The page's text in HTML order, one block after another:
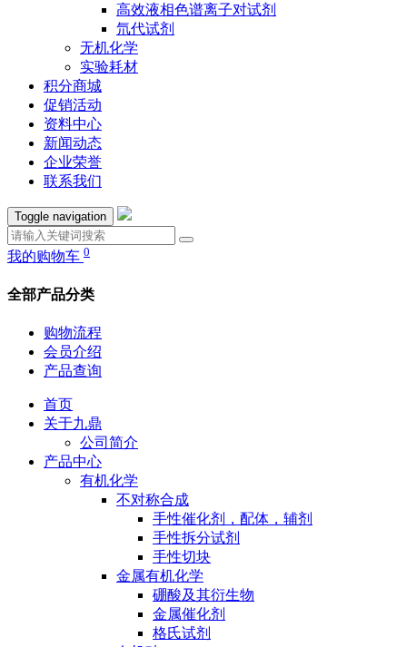
高效液相色谱离子对试剂
氘代试剂
无机化学
实验耗材
积分商城
促销活动
资料中心
新闻动态
企业荣誉
联系我们
Toggle navigation
我的购物车 0
全部产品分类
购物流程
会员介绍
产品查询
首页
关于九鼎
公司简介
产品中心
有机化学
不对称合成
手性催化剂，配体，辅剂
手性拆分试剂
手性切块
金属有机化学
硼酸及其衍生物
金属催化剂
格氏试剂